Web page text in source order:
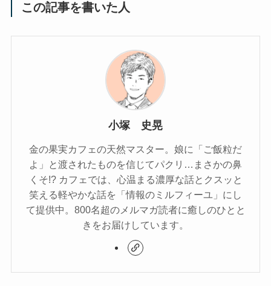
この記事を書いた人
小塚 史晃
金の果実カフェの天然マスター。娘に「ご飯粒だ
よ」と渡されたものを信じてパクリ…まさかの鼻
くそ!? カフェでは、心温まる濃厚な話とクスッと
笑える軽やかな話を「情報のミルフィーユ」にし
て提供中。800名超のメルマガ読者に癒しのひとと
きをお届けしています。